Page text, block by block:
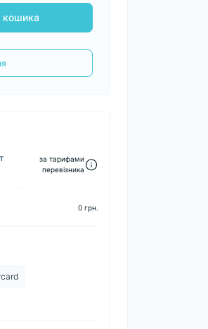
кошика
за тарифами
перевізника
0 грн.